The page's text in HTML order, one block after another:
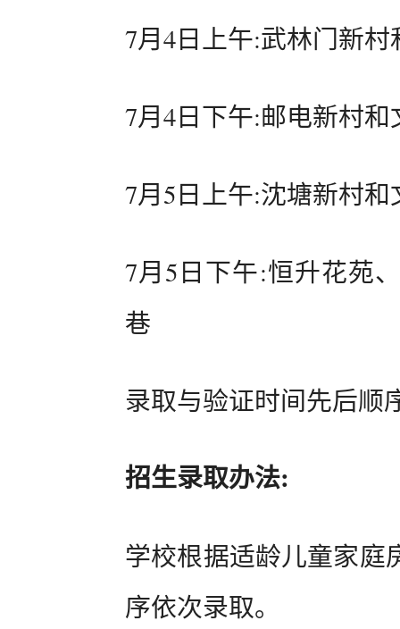
7月4日上午:武林门新
7月4日下午:邮电新村和
7月5日上午:沈塘新村和
7月5日下午:恒升花苑
巷
录取与验证时间先后顺
招生录取办法:
学校根据适龄儿童家庭
序依次录取。